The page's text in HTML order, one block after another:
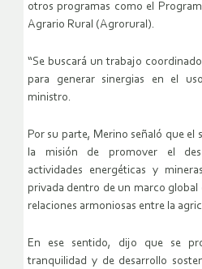
otros programas como el
Agrario Rural (Agrorural).
“Se buscará un trabajo
para generar sinergias en el
ministro.
Por su parte, Merino señaló que el
la misión de promover el
actividades energéticas y
privada dentro de un marco
relaciones armoniosas entre la
En ese sentido, dijo que se
tranquilidad y de desarrollo